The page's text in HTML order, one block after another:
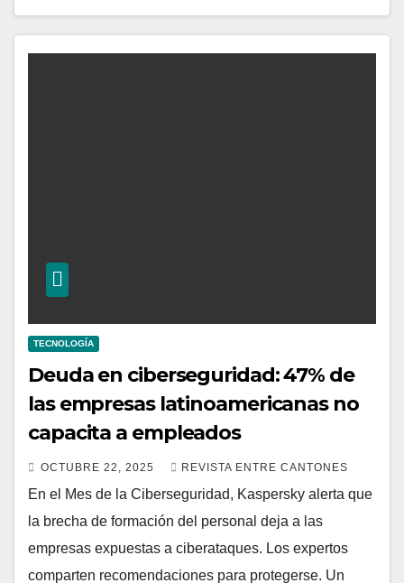
TECNOLOGÍA
Deuda en ciberseguridad: 47% de
las empresas latinoamericanas no
capacita a empleados
OCTUBRE 22, 2025 REVISTA ENTRE CANTONES
En el Mes de la Ciberseguridad, Kaspersky alerta que
la brecha de formación del personal deja a las
empresas expuestas a ciberataques. Los expertos
comparten recomendaciones para protegerse. Un